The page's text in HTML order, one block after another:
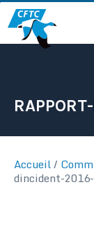
Passer
au
contenu
Accueil/
dincident-